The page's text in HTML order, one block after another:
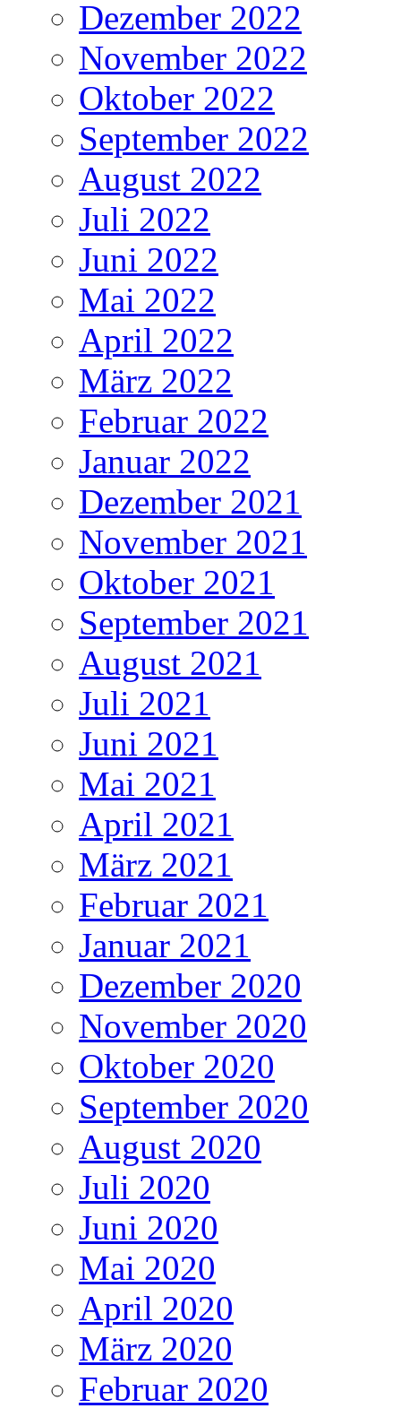
Dezember 2022
November 2022
Oktober 2022
September 2022
August 2022
Juli 2022
Juni 2022
Mai 2022
April 2022
März 2022
Februar 2022
Januar 2022
Dezember 2021
November 2021
Oktober 2021
September 2021
August 2021
Juli 2021
Juni 2021
Mai 2021
April 2021
März 2021
Februar 2021
Januar 2021
Dezember 2020
November 2020
Oktober 2020
September 2020
August 2020
Juli 2020
Juni 2020
Mai 2020
April 2020
März 2020
Februar 2020